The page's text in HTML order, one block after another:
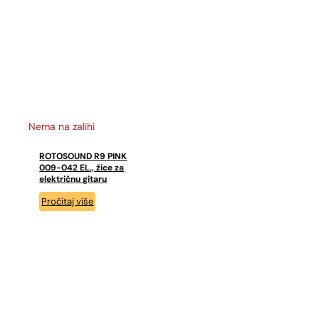
Nema na zalihi
ROTOSOUND R9 PINK
009-042 EL., žice za
električnu gitaru
Pročitaj više